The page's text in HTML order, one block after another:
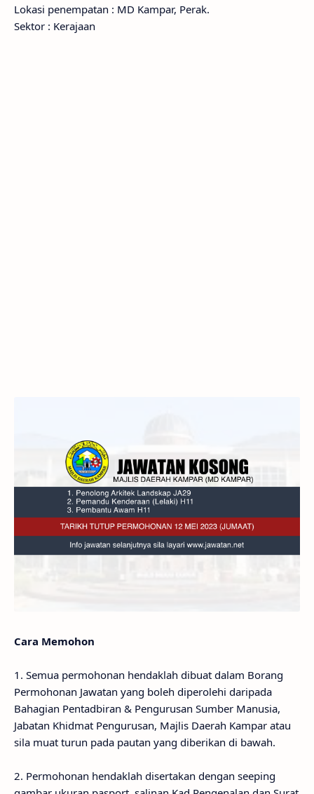
Lokasi penempatan : MD Kampar, Perak.
Sektor : Kerajaan
Cara Memohon
1. Semua permohonan hendaklah dibuat dalam Borang
Permohonan Jawatan yang boleh diperolehi daripada
Bahagian Pentadbiran & Pengurusan Sumber Manusia,
Jabatan Khidmat Pengurusan, Majlis Daerah Kampar atau
sila muat turun pada pautan yang diberikan di bawah.
2. Permohonan hendaklah disertakan dengan seeping